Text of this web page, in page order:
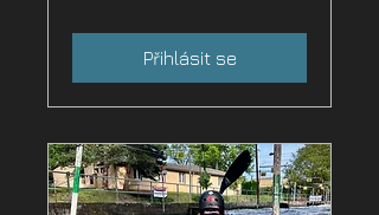
Přihlásit se